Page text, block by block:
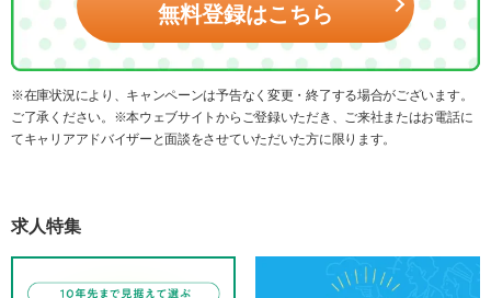
無料登録はこちら
※在庫状況により、キャンペーンは予告なく変更・終了する場合がございます。
ご了承ください。※本ウェブサイトからご登録いただき、ご来社またはお電話に
てキャリアアドバイザーと面談をさせていただいた方に限ります。
求人特集